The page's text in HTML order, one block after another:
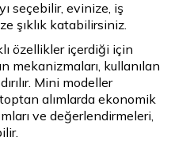
seçebilir, evinize, iş
şıklık katabilirsiniz.
özellikler içerdiği için
mekanizmaları, kullanılan
Mini modeller
alımlarda ekonomik
ve değerlendirmeleri,